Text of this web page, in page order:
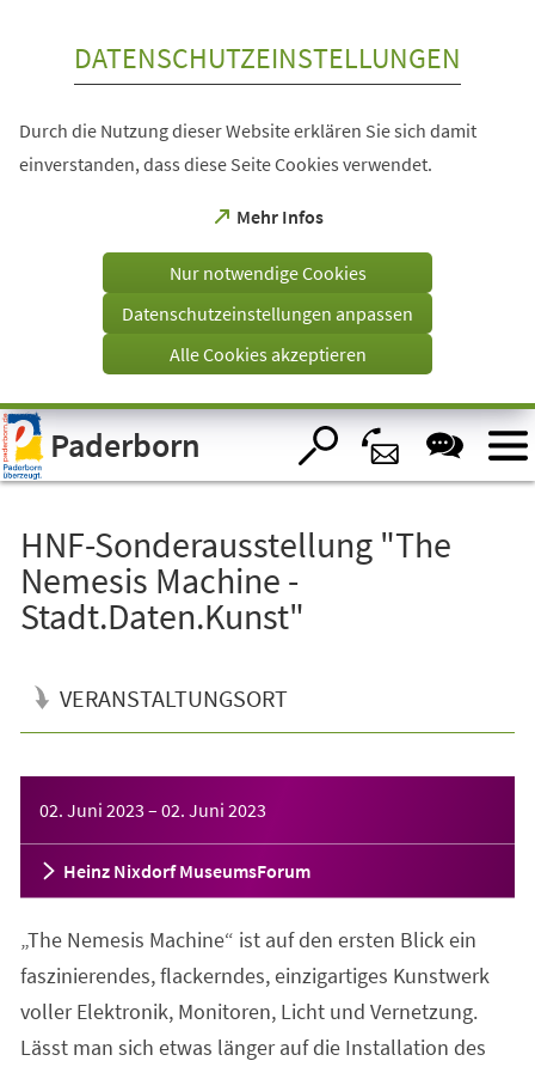
Visuelle
Assistenzsoftware
öffnen.
DATENSCHUTZEINSTELLUNGEN
Durch die Nutzung dieser Website erklären Sie sich damit
einverstanden, dass diese Seite Cookies verwendet.
Mehr Infos
(Öffnet
einem
Tab)
Nur notwendige Cookies
Datenschutzeinstellungen anpassen
Alle Cookies akzeptieren
Paderborn
HNF-Sonderausstellung "The
Nemesis Machine -
Stadt.Daten.Kunst"
VERANSTALTUNGSORT
02. Juni 2023 – 02. Juni 2023
Heinz Nixdorf MuseumsForum
„The Nemesis Machine“ ist auf den ersten Blick ein
faszinierendes, flackerndes, einzigartiges Kunstwerk
voller Elektronik, Monitoren, Licht und Vernetzung.
Lässt man sich etwas länger auf die Installation des